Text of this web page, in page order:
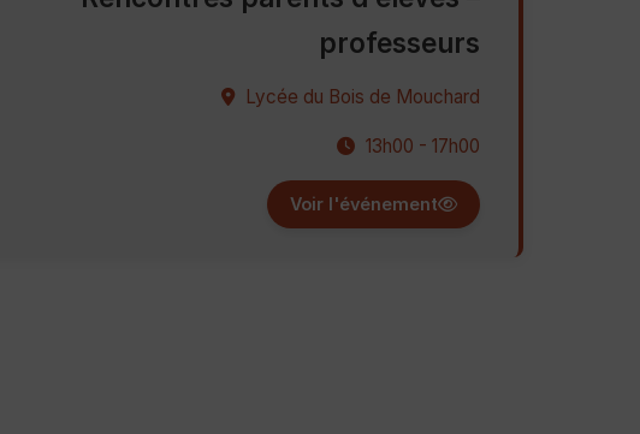
professeurs
Lycée du Bois de Mouchard
13h00 - 17h00
Voir l'événement